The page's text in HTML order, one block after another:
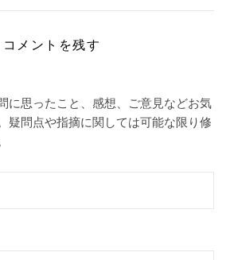
コメントを残す
に思ったこと、感想、ご意見などお気
疑問点や指摘に関しては可能な限り修